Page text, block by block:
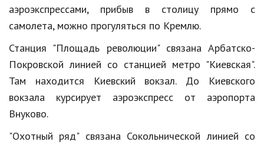
Финансы
Юриспруденция
Природа
Образование
Наука и технологии
аэроэкспрессами, прибыв в столицу прямо с
самолета, можно прогуляться по Кремлю.
Станция "Площадь революции" связана Арбатско-
Покровской линией со станцией метро "Киевская".
Там находится Киевский вокзал. До Киевского
вокзала курсирует аэроэкспресс от аэропорта
Внуково.
"Охотный ряд" связана Сокольнической линией со